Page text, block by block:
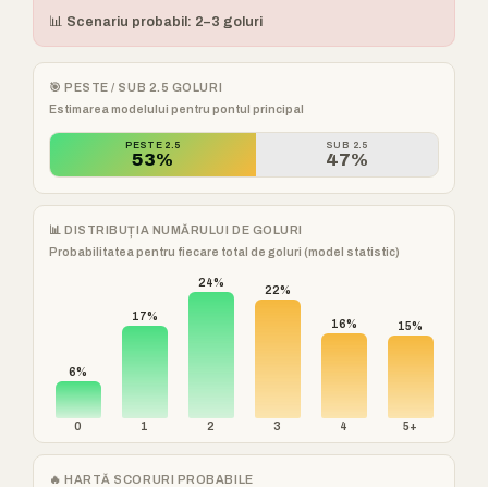
📊 Scenariu probabil: 2–3 goluri
🎯 PESTE / SUB 2.5 GOLURI
Estimarea modelului pentru pontul principal
PESTE 2.5
53%
SUB 2.5
47%
📊 DISTRIBUȚIA NUMĂRULUI DE GOLURI
Probabilitatea pentru fiecare total de goluri (model statistic)
6%
0
17%
1
24%
2
22%
3
16%
4
15%
5+
🔥 HARTĂ SCORURI PROBABILE